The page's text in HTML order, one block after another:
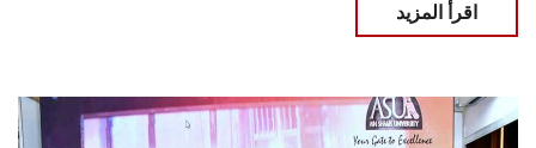
اقرأ المزيد